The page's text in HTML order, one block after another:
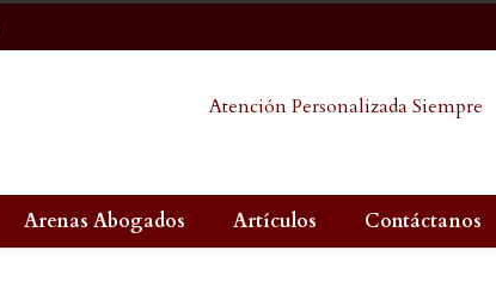
Atención Personalizada Siempre
Arenas Abogados Artículos Contáctanos